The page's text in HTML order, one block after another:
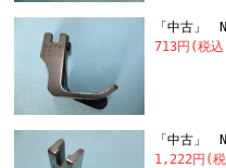
「中古」
713円(税
「中古」
1,222円(